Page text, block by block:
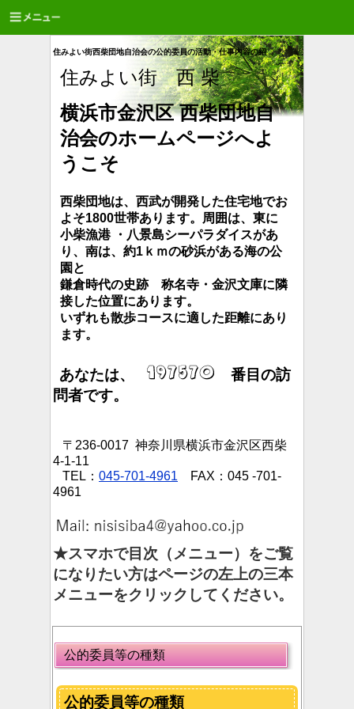
住みよい街西柴団地自治会の公的委員の活動・仕事内容の紹
住みよい街 西 柴
横浜市金沢区 西柴団地自
治会のホームページへよ
うこそ
西柴団地は、西武が開発した住宅地でお
よそ1800世帯あります。周囲は、東に
小柴漁港 ・八景島シーパラダイスがあ
り、南は、約1ｋｍの砂浜がある海の公
園と
鎌倉時代の史跡 称名寺・金沢文庫に隣
接した位置にあります。
いずれも散歩コースに適した距離にあり
ます。
あなたは、
番目の訪
問者です。
〒236-0017 神奈川県横浜市金沢区西柴
4-1-11
TEL： 045-701-4961 FAX：045 -701-
4961
★スマホで目次（メニュー）をご覧
になりたい方はページの左上の三本
メニューをクリックしてください。
公的委員等の種類
公的委員等の種類